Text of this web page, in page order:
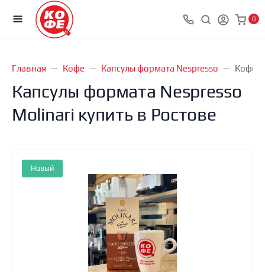
0
Главная Кофе Капсулы формата Nespresso Кофе
Капсулы формата Nespresso
Molinari купить в Ростове
Новый